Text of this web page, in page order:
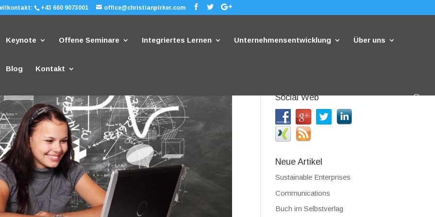
+43 660 9073001 office@christianpirker.com
Keynote Offene Seminare Integriertes Lernen Unternehmensentwicklung Über uns
Blog Kontakt
Social Web
Neue Artikel
Sustainable Enterprises
Communications
Buch im Selbstverlag